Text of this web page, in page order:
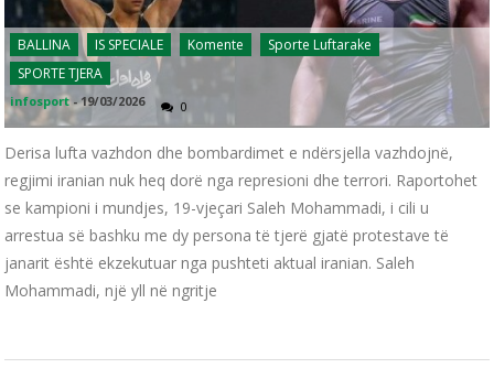
BALLINA IS SPECIALE Komente
Sporte Luftarake
SPORTE TJERA
infosport -19/03/2026 0
Derisa lufta vazhdon dhe bombardimet e ndërsjella vazhdojnë,
regjimi iranian nuk heq dorë nga represioni dhe terrori. Raportohet
se kampioni i mundjes, 19-vjeçari Saleh Mohammadi, i cili u
arrestua së bashku me dy persona të tjerë gjatë protestave të
janarit është ekzekutuar nga pushteti aktual iranian. Saleh
Mohammadi, një yll në ngritje